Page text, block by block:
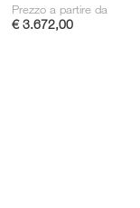
Prezzo a partire da
€ 3.672,00